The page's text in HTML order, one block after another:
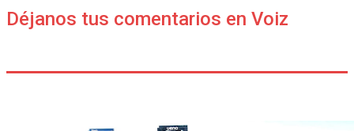
Déjanos tus comentarios en Voiz